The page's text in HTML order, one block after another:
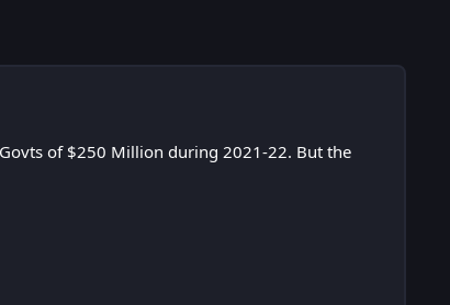
of $250 Million during 2021-22. But the